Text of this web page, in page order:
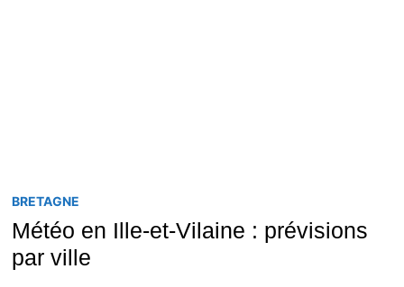
BRETAGNE
Météo en Ille-et-Vilaine : prévisions
par ville